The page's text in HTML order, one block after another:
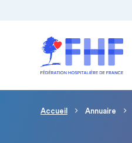
Fil d'Ariane
Accueil Annuaire